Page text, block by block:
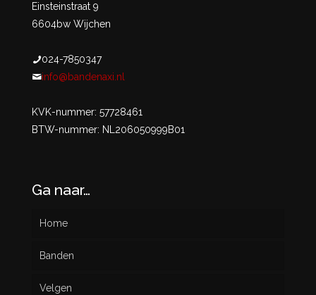
Einsteinstraat 9
6604bw Wijchen
024-7850347
info@bandenaxi.nl
KVK-nummer: 57728461
BTW-nummer: NL206050999B01
Ga naar…
Home
Banden
Nieuw
Velgen